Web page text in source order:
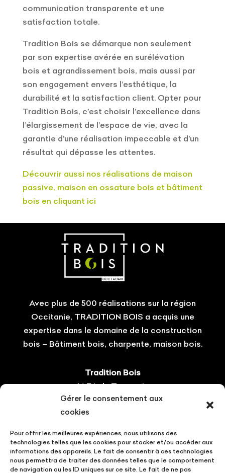
Gérer le consentement aux
cookies
Pour offrir les meilleures expériences, nous utilisons des
technologies telles que les cookies pour stocker et/ou accéder aux
informations des appareils. Le fait de consentir à ces technologies
nous permettra de traiter des données telles que le comportement
de navigation ou les ID uniques sur ce site. Le fait de ne pas
communication transparente et une
satisfaction totale.
Tradition Bois se démarque non seulement
par son expertise avérée en surélévation
bois et agrandissement bois, mais aussi par
son engagement envers l’esthétique, la
durabilité et la satisfaction client. Opter pour
Tradition Bois, c’est choisir l’excellence dans
l’élargissement de l’espace de vie, avec la
garantie d’une réalisation impeccable et d’un
résultat qui dépasse les attentes.
Découvrir aussi nos réalisations de maison
passive, maison en ossature bois et bâtiment
bois en cliquant ici
Avec plus de 500 réalisations sur la région
Occitanie, TRADITION BOIS a acquis une
expertise dans le domaine de la construction
bois – Bâtiment bois, charpente, maison bois.
Tradition Bois
14 ZA du Tourneris
31470 Bonrepos-sur-Aussonnelle
Tel : 05.61.08.60.54
Suivez-nous !